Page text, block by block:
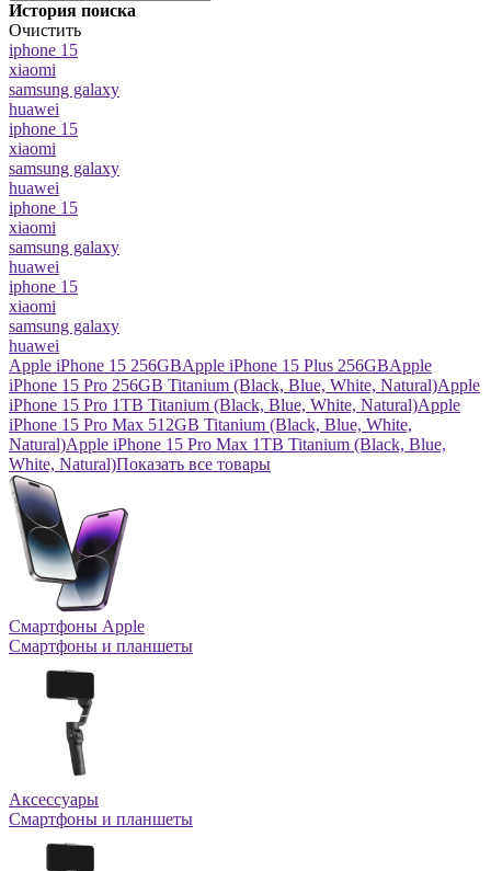
История поиска
Очистить
iphone 15
xiaomi
samsung galaxy
huawei
iphone 15
xiaomi
samsung galaxy
huawei
iphone 15
xiaomi
samsung galaxy
huawei
iphone 15
xiaomi
samsung galaxy
huawei
Apple iPhone 15 256GBApple iPhone 15 Plus 256GBApple
iPhone 15 Pro 256GB Titanium (Black, Blue, White, Natural)Apple
iPhone 15 Pro 1TB Titanium (Black, Blue, White, Natural)Apple
iPhone 15 Pro Max 512GB Titanium (Black, Blue, White,
Natural)Apple iPhone 15 Pro Max 1TB Titanium (Black, Blue,
White, Natural)Показать все товары
Смартфоны Apple
Смартфоны и планшеты
Аксессуары
Смартфоны и планшеты